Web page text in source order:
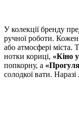
У колекції бренду
ручної роботи. Кожен
або атмосфері міста.
нотки кориці, «Кіно
попкорну, а
солодкої вати. Наразі